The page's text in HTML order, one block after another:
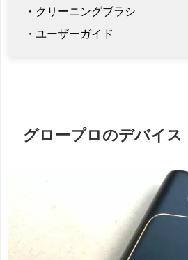
・クリーニングブラシ
・ユーザーガイド
グロープロのデバイス